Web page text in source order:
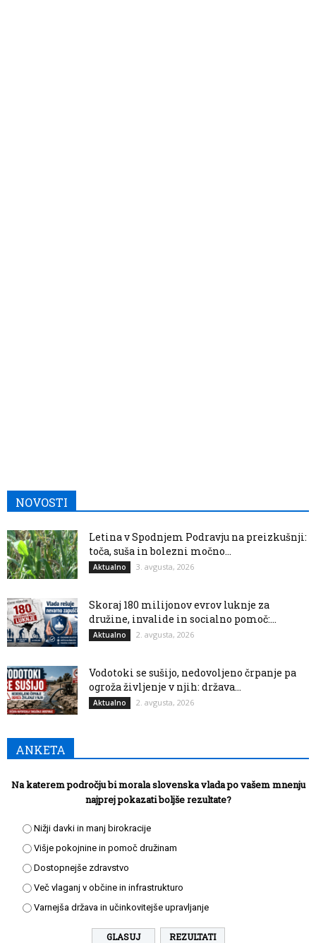
NOVOSTI
Letina v Spodnjem Podravju na preizkušnji:
toča, suša in bolezni močno...
Aktualno 3. avgusta, 2026
Skoraj 180 milijonov evrov luknje za
družine, invalide in socialno pomoč:...
Aktualno 2. avgusta, 2026
Vodotoki se sušijo, nedovoljeno črpanje pa
ogroža življenje v njih: država...
Aktualno 2. avgusta, 2026
ANKETA
Na katerem področju bi morala slovenska vlada po vašem mnenju
najprej pokazati boljše rezultate?
Nižji davki in manj birokracije
Višje pokojnine in pomoč družinam
Dostopnejše zdravstvo
Več vlaganj v občine in infrastrukturo
Varnejša država in učinkovitejše upravljanje
REZULTATI